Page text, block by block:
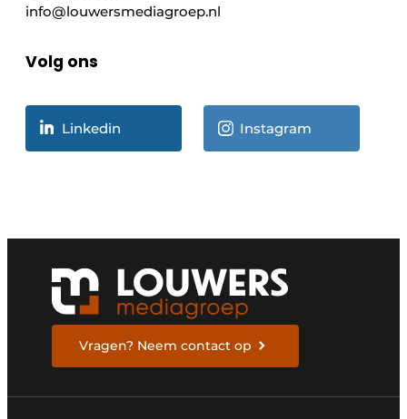
info@louwersmediagroep.nl
Volg ons
Linkedin Instagram
Vragen? Neem contact op